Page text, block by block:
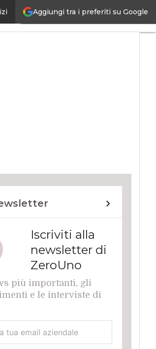
Aggiungi tra i preferiti su Google
Iscriviti alla
newsletter di
ZeroUno
più importanti, gli
e le interviste di